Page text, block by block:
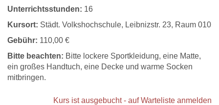
Unterrichtsstunden: 16
Kursort: Städt. Volkshochschule, Leibnizstr. 23, Raum 010
Gebühr: 110,00 €
Bitte beachten: Bitte lockere Sportkleidung, eine Matte,
ein großes Handtuch, eine Decke und warme Socken
mitbringen.
Kurs ist ausgebucht - auf Warteliste anmelden